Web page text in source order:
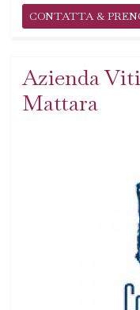
CONTATTA &
Azienda
Mattara